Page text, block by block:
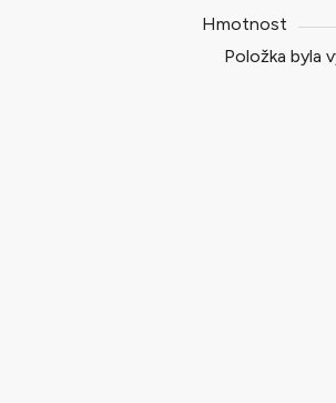
Hmotnost
Položka byla